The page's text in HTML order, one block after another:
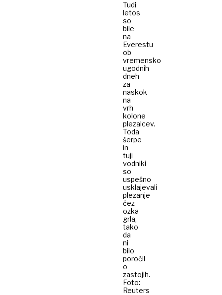
Tudi
letos
so
bile
na
Everestu
ob
vremensko
ugodnih
dneh
za
naskok
na
vrh
kolone
plezalcev.
Toda
šerpe
in
tuji
vodniki
so
uspešno
usklajevali
plezanje
čez
ozka
grla,
tako
da
ni
bilo
poročil
o
zastojih.
Foto:
Reuters